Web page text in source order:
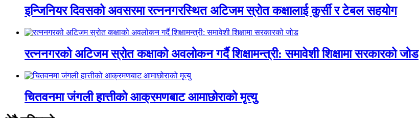
इन्जिनियर दिवसको अवसरमा रत्ननगरस्थित अटिजम स्रोत कक्षालाई कुर्सी र टेबल सहयोग
रत्ननगरको अटिजम स्रोत कक्षाको अवलोकन गर्दै शिक्षामन्त्री: समावेशी शिक्षामा सरकारको जोड
चितवनमा जंगली हात्तीको आक्रमणबाट आमाछोराको मृत्यु